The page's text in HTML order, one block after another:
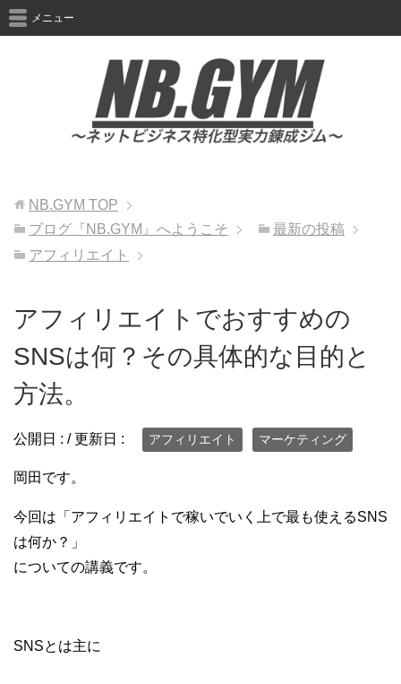
メニュー
NB.GYM TOP
ブログ『NB.GYM』へようこそ
最新の投稿
アフィリエイト
アフィリエイトでおすすめの
SNSは何？その具体的な目的と
方法。
公開日 : / 更新日 : アフィリエイト マーケティング
岡田です。
今回は「アフィリエイトで稼いでいく上で最も使えるSNS
は何か？」
についての講義です。
SNSとは主に